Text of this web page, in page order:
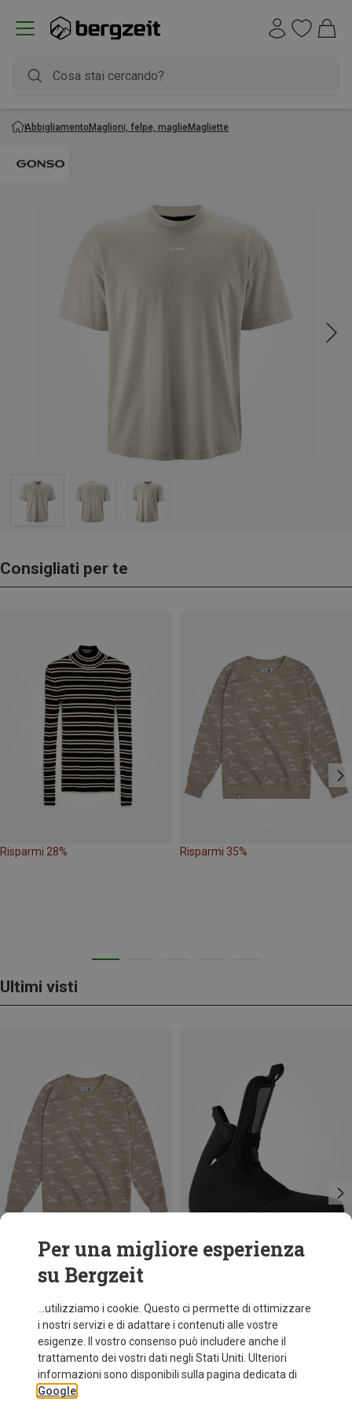
AbbigliamentoMaglioni, felpe, maglieMagliette
Consigliati per te
Risparmi 28% Risparmi 35%
Ultimi visti
Risparmi 35%
Per una migliore esperienza
su Bergzeit
...utilizziamo i cookie. Questo ci permette di ottimizzare
i nostri servizi e di adattare i contenuti alle vostre
esigenze. Il vostro consenso può includere anche il
trattamento dei vostri dati negli Stati Uniti. Ulteriori
informazioni sono disponibili sulla pagina dedicata di
Google